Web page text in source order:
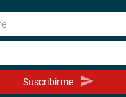
Suscribirme